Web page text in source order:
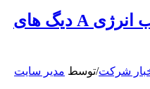
کسب گواهینامه بر چسب انرژی A دیگ های
شرکت/توسط مدیر سایت